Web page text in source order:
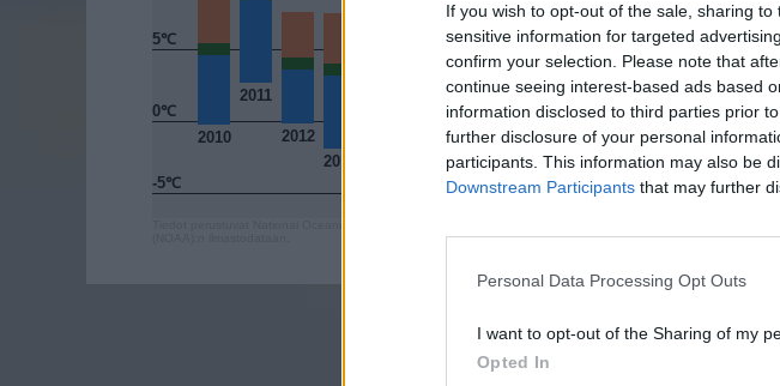
If you wish to opt-out of the sale, sharing
sensitive information for targeted
confirm your selection. Please note that
continue seeing interest-based ads based
information disclosed to third parties prior
further disclosure of your personal
participants. This information may also be
Downstream Participants that may further
Personal Data Processing Opt Outs
I want to opt-out of the Sharing of my
Opted In
2017
2016
2013
2012
2011
2010
-5℃
0℃
5℃
2013 huhtikuussa
eräänä
Entä muut kuukaudet?
Tammikuussa